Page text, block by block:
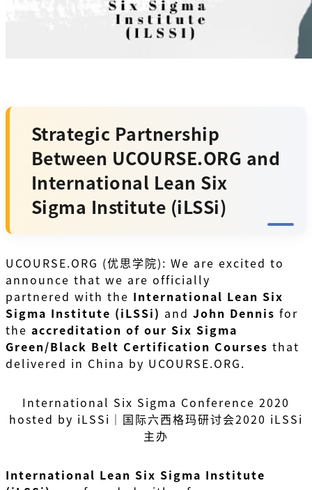
Strategic Partnership
Between UCOURSE.ORG and
International Lean Six
Sigma Institute (iLSSi)
UCOURSE.ORG (优思学院): We are excited to
announce that we are officially
partnered with the International Lean Six
Sigma Institute (iLSSi) and John Dennis for
the accreditation of our Six Sigma
Green/Black Belt Certification Courses that
delivered in China by UCOURSE.ORG.
International Six Sigma Conference 2020
hosted by iLSSi｜国际六西格玛研讨会2020 iLSSi
主办
International Lean Six Sigma Institute